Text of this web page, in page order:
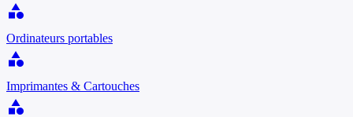
category
Ordinateurs portables
category
Imprimantes & Cartouches
category